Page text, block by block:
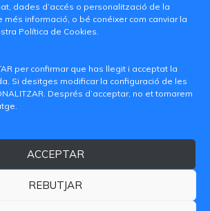
dades d’accés o personalització de la
més informació, o bé conéixer com canviar la
Política de Cookies.
per confirmar que has llegit i acceptat la
Si desitges modificar la configuració de les
Després d’acceptar, no et tornarem
ACCEPTAR
REBUTJAR
1 - 46730 Grau de Gandia
+34 962849333
Avís legalPolítica de privacitat